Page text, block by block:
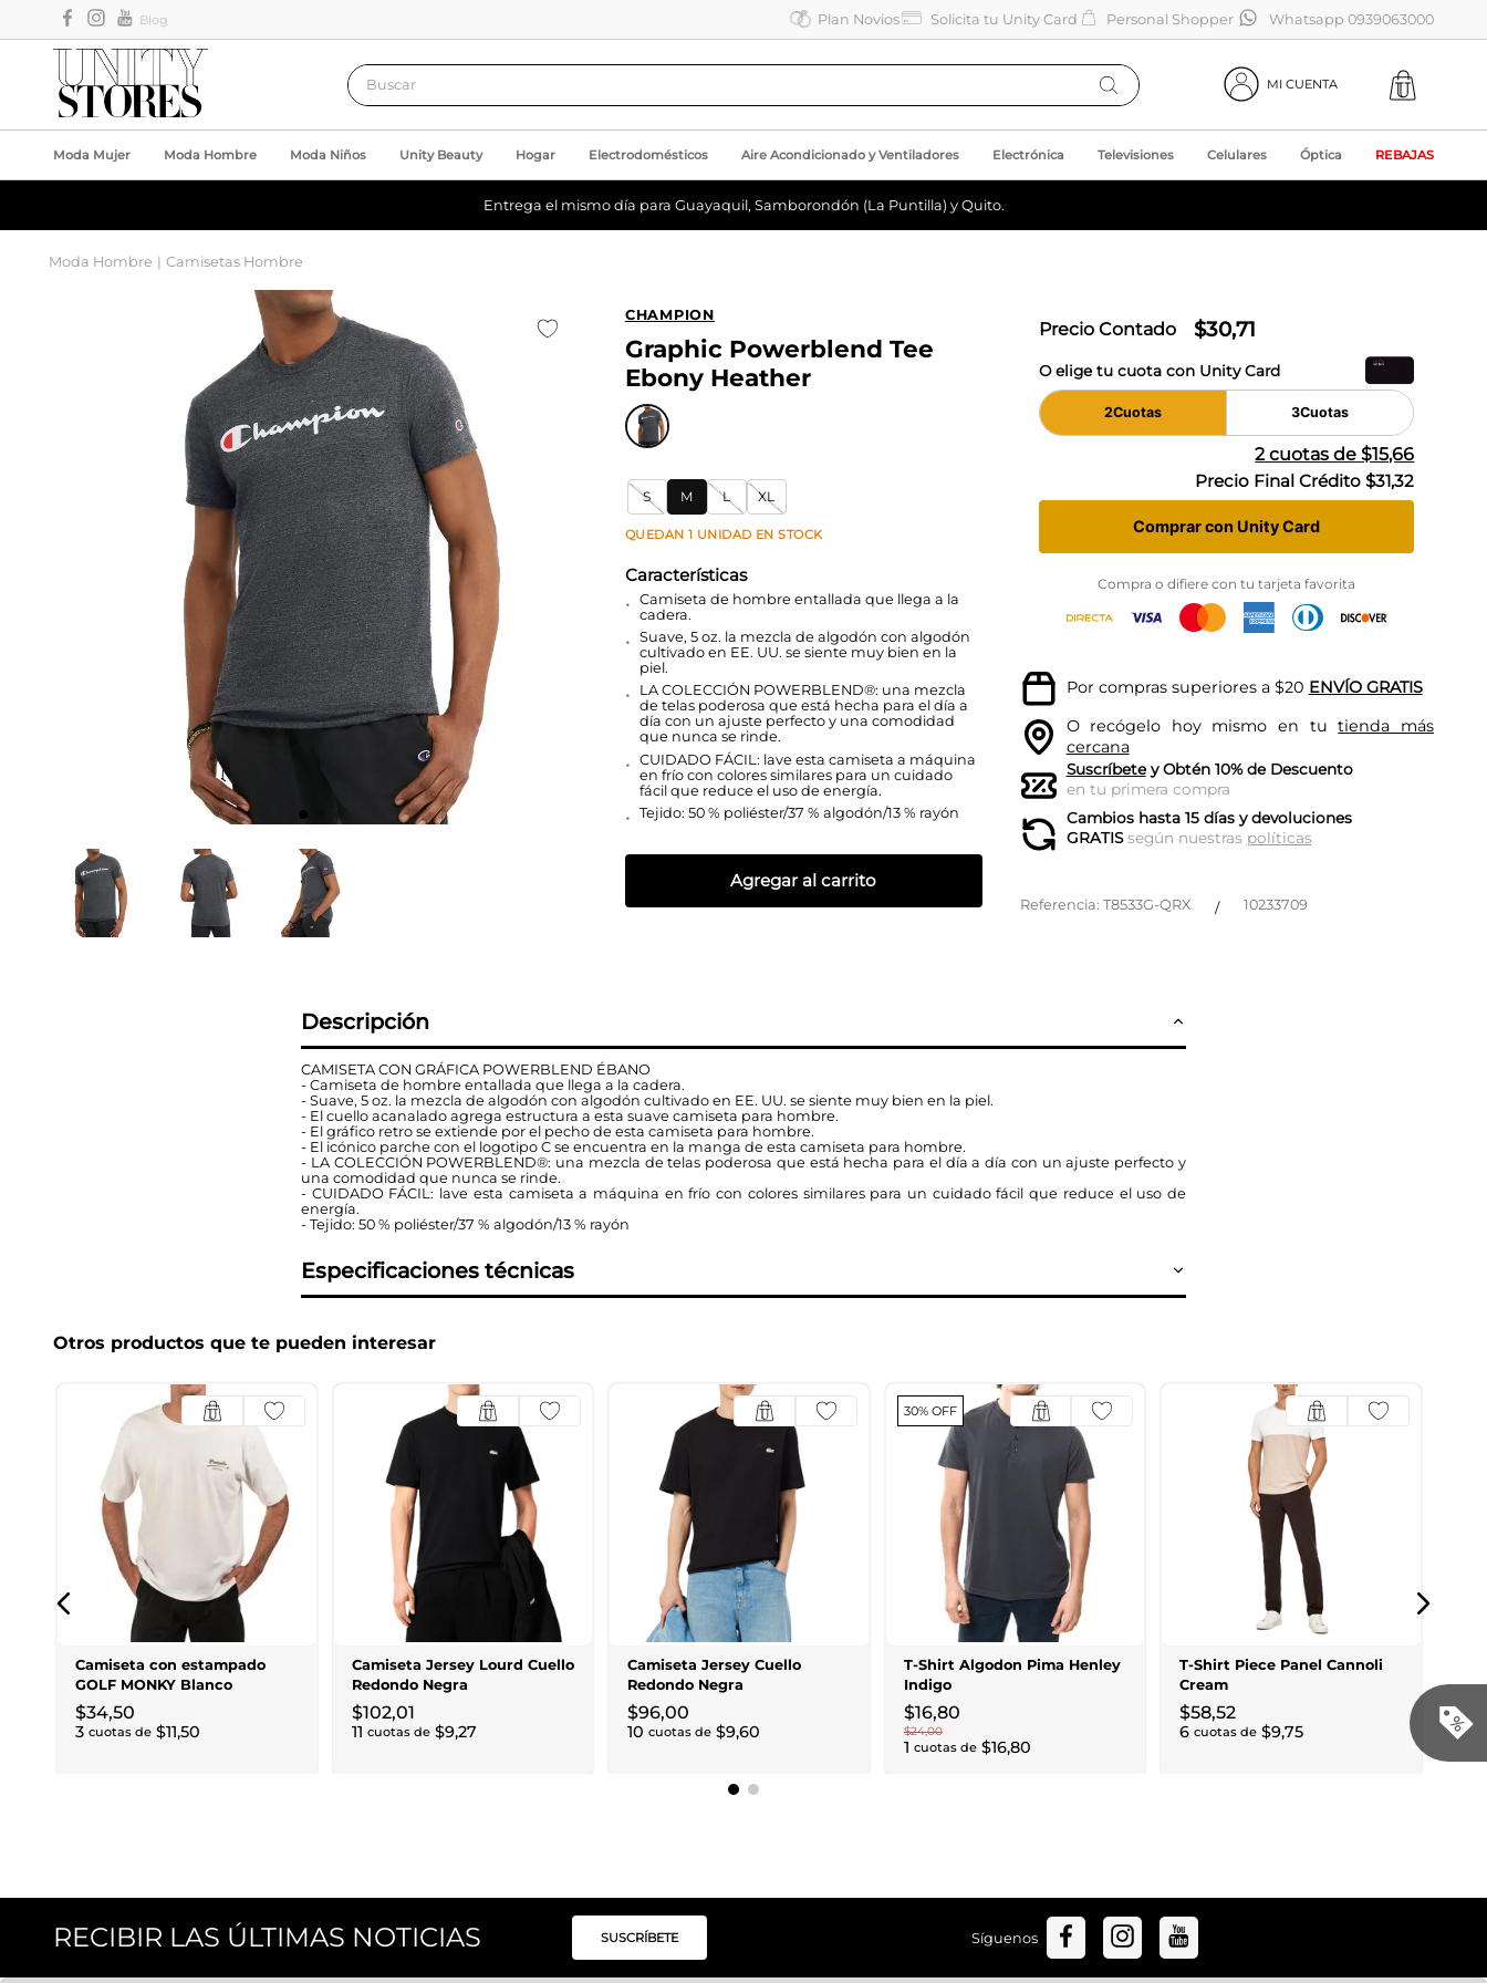
Blog Plan Novios Solicita tu Unity Card Personal Shopper Whatsapp 0939063000
Buscar
MI CUENTA
Moda Mujer Moda Hombre Moda Niños Unity Beauty Hogar Electrodomésticos Aire Acondicionado y Ventiladores Electrónica Televisiones Celulares Óptica REBAJAS
Entrega el mismo día para Guayaquil, Samborondón (La Puntilla) y Quito.
Moda Hombre Camisetas Hombre
CHAMPION
Graphic Powerblend Tee
Ebony Heather
S M L XL
QUEDAN 1 UNIDAD EN STOCK
Características
Camiseta de hombre entallada que llega a la
cadera.
Suave, 5 oz. la mezcla de algodón con algodón
cultivado en EE. UU. se siente muy bien en la
piel.
LA COLECCIÓN POWERBLEND®: una mezcla
de telas poderosa que está hecha para el día a
día con un ajuste perfecto y una comodidad
que nunca se rinde.
CUIDADO FÁCIL: lave esta camiseta a máquina
en frío con colores similares para un cuidado
fácil que reduce el uso de energía.
Tejido: 50 % poliéster/37 % algodón/13 % rayón
Agregar al carrito
Precio Contado $30,71
O elige tu cuota con Unity Card
2Cuotas 3Cuotas
2cuotas de $15,66
Precio Final Crédito $31,32
Comprar con Unity Card
Compra o difiere con tu tarjeta favorita
Por compras superiores a $20 ENVÍO GRATIS
O recógelo hoy mismo en tutienda más
cercana
Suscríbetey Obtén 10% de Descuento
en tu primera compra
Cambios hasta 15 días y devoluciones
GRATISsegún nuestras políticas
Referencia: T8533G-QRX / 10233709
Descripción
CAMISETA CON GRÁFICA POWERBLEND ÉBANO
- Camiseta de hombre entallada que llega a la cadera.
- Suave, 5 oz. la mezcla de algodón con algodón cultivado en EE. UU. se siente muy bien en la piel.
- El cuello acanalado agrega estructura a esta suave camiseta para hombre.
- El gráfico retro se extiende por el pecho de esta camiseta para hombre.
- El icónico parche con el logotipo C se encuentra en la manga de esta camiseta para hombre.
- LA COLECCIÓN POWERBLEND®: una mezcla de telas poderosa que está hecha para el día a día con un ajuste perfecto y
una comodidad que nunca se rinde.
- CUIDADO FÁCIL: lave esta camiseta a máquina en frío con colores similares para un cuidado fácil que reduce el uso de
energía.
- Tejido: 50 % poliéster/37 % algodón/13 % rayón
Especificaciones técnicas
Otros productos que te pueden interesar
Camiseta con estampado
GOLF MONKY Blanco
$34,50
3 cuotas de $11,50
Camiseta Jersey Lourd Cuello
Redondo Negra
$102,01
11 cuotas de $9,27
Camiseta Jersey Cuello
Redondo Negra
$96,00
10 cuotas de $9,60
30% OFF
T-Shirt Algodon Pima Henley
Indigo
$16,80
$24,00
1 cuotas de $16,80
T-Shirt Piece Panel Cannoli
Cream
$58,52
6 cuotas de $9,75
RECIBIR LAS ÚLTIMAS NOTICIAS SUSCRÍBETE Síguenos